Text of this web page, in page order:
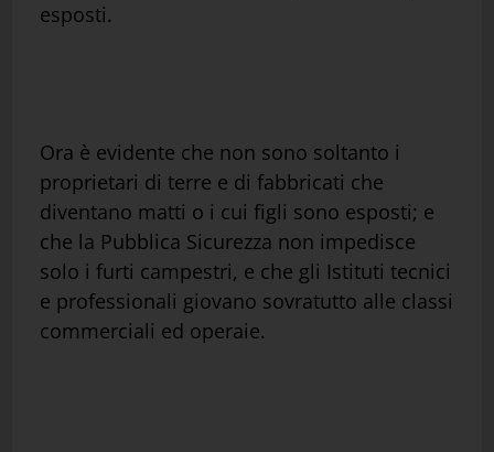
esposti.
Ora è evidente che non sono soltanto i
proprietari di terre e di fabbricati che
diventano matti o i cui figli sono esposti; e
che la Pubblica Sicurezza non impedisce
solo i furti campestri, e che gli Istituti tecnici
e professionali giovano sovratutto alle classi
commerciali ed operaie.